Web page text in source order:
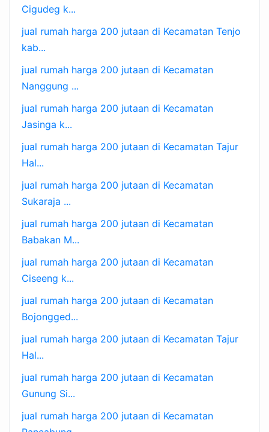
Cigudeg k...
jual rumah harga 200 jutaan di Kecamatan Tenjo
kab...
jual rumah harga 200 jutaan di Kecamatan
Nanggung ...
jual rumah harga 200 jutaan di Kecamatan
Jasinga k...
jual rumah harga 200 jutaan di Kecamatan Tajur
Hal...
jual rumah harga 200 jutaan di Kecamatan
Sukaraja ...
jual rumah harga 200 jutaan di Kecamatan
Babakan M...
jual rumah harga 200 jutaan di Kecamatan
Ciseeng k...
jual rumah harga 200 jutaan di Kecamatan
Bojongged...
jual rumah harga 200 jutaan di Kecamatan Tajur
Hal...
jual rumah harga 200 jutaan di Kecamatan
Gunung Si...
jual rumah harga 200 jutaan di Kecamatan